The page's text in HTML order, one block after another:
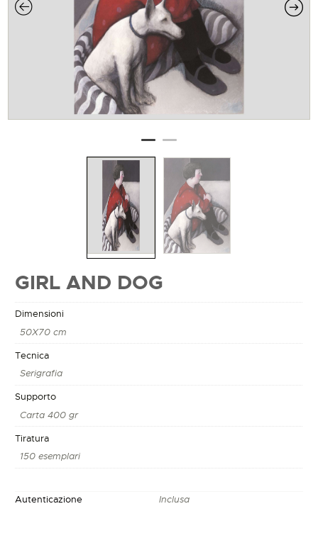
ENGLISH
GIRL AND DOG
Dimensioni
50X70 cm
Tecnica
Serigrafia
Supporto
Carta 400 gr
Tiratura
150 esemplari
Autenticazione Inclusa